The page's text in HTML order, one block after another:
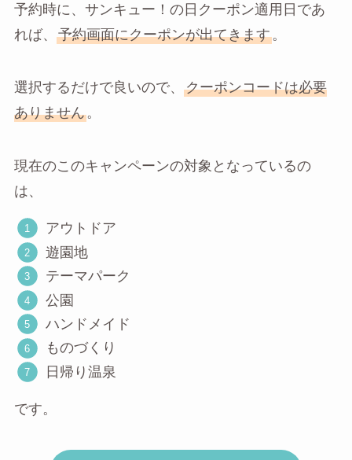
予約時に、サンキュー！の日クーポン適用日であ
れば、 予約画面にクーポンが出てきます。
選択するだけで良いので、 クーポンコードは必要
ありません。
現在のこのキャンペーンの対象となっているの
は、
アウトドア
遊園地
テーマパーク
公園
ハンドメイド
ものづくり
日帰り温泉
です。